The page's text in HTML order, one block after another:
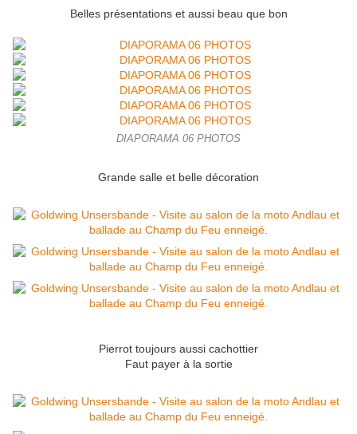
Belles présentations et aussi beau que bon
DIAPORAMA 06 PHOTOS
Grande salle et belle décoration
Pierrot toujours aussi cachottier
Faut payer à la sortie